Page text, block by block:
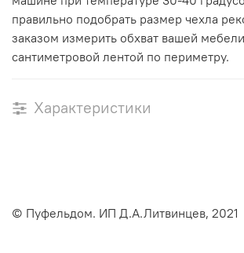
правильно подобрать размер чехла
заказом измерить обхват вашей
сантиметровой лентой по периметру.
Характеристики
© Пуфельдом. ИП Д.А.Литвинцев, 2021